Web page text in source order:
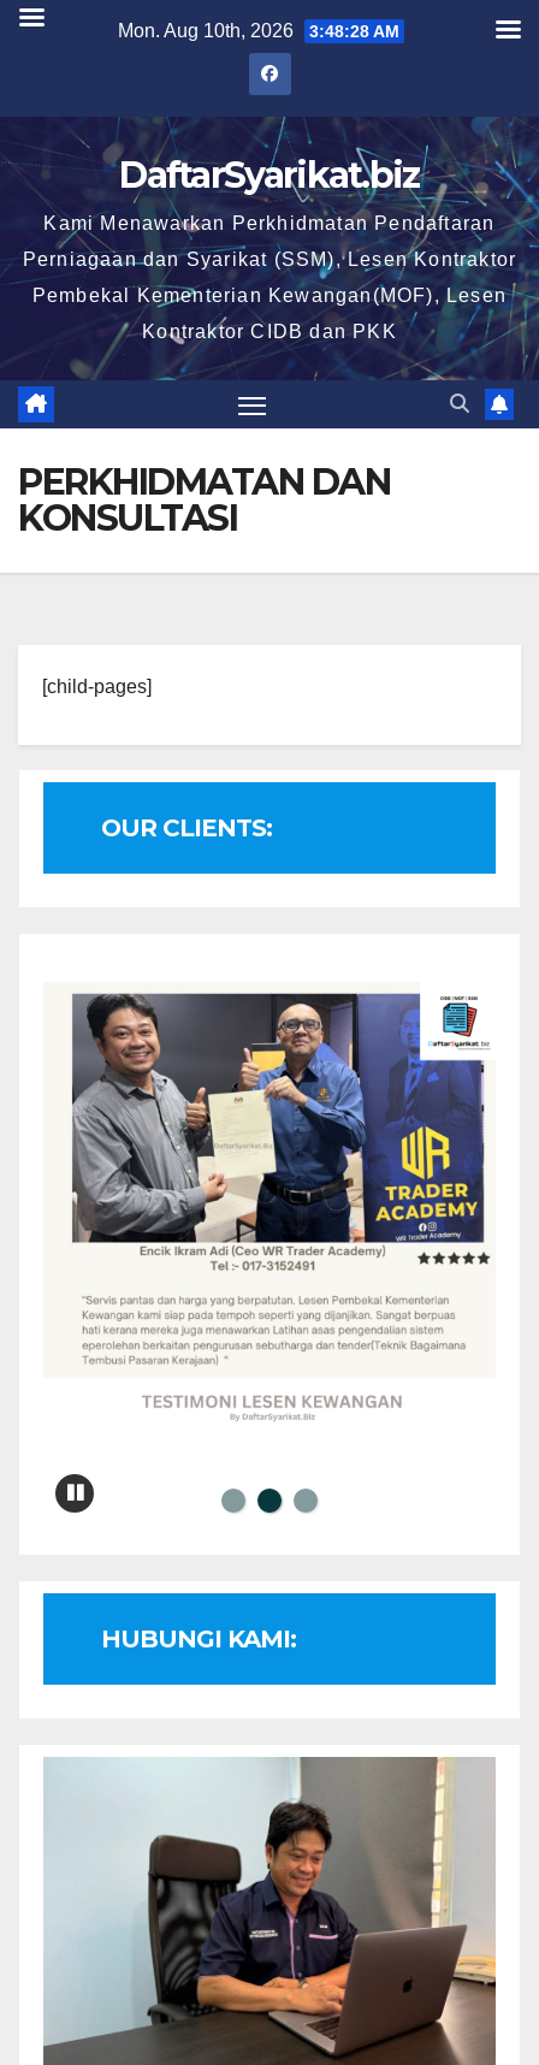
Skip
Mon. Aug 10th, 2026 3:48:29 AM
DaftarSyarikat.biz
Kami Menawarkan Perkhidmatan Pendaftaran
Perniagaan dan Syarikat (SSM), Lesen Kontraktor
Pembekal Kementerian Kewangan(MOF), Lesen
Kontraktor CIDB dan PKK
PERKHIDMATAN DAN
KONSULTASI
[child-pages]
OUR CLIENTS:
HUBUNGI KAMI: